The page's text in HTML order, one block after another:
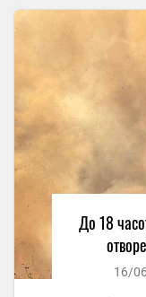
До 18
16/